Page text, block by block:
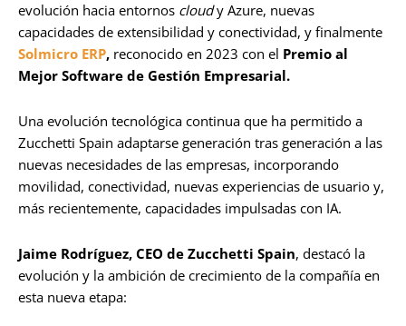
evolución hacia entornos cloudy Azure, nuevas
capacidades de extensibilidad y conectividad, y finalmente
Solmicro ERP, reconocido en 2023 con el Premio al
Mejor Software de Gestión Empresarial.
Una evolución tecnológica continua que ha permitido a
Zucchetti Spain adaptarse generación tras generación a las
nuevas necesidades de las empresas, incorporando
movilidad, conectividad, nuevas experiencias de usuario y,
más recientemente, capacidades impulsadas con IA.
Jaime Rodríguez, CEO de Zucchetti Spain, destacó la
evolución y la ambición de crecimiento de la compañía en
esta nueva etapa: